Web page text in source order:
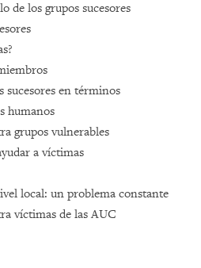
de los grupos sucesores
sucesores en términos
humanos
grupos vulnerables
a víctimas
local: un problema constante
víctimas de las AUC